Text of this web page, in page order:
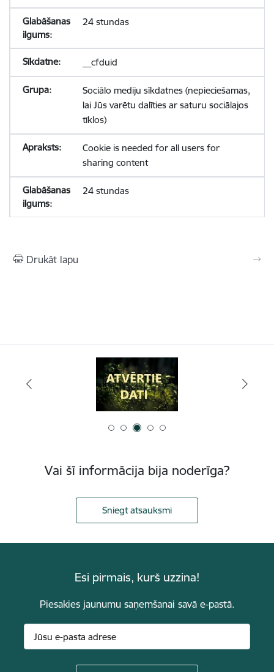
24 stundas
__cfduid
Sociālo mediju sīkdatnes (nepieciešamas,
lai Jūs varētu dalīties ar saturu sociālajos
tīklos)
Cookie is needed for all users for
sharing content
24 stundas
Drukāt lapu
Vai šī informācija bija noderīga?
Sniegt atsauksmi
Esi pirmais, kurš uzzina!
Piesakies jaunumu saņemšanai savā e-pastā.